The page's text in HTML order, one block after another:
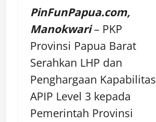
PinFunPapua.com,
Manokwari– PKP
Provinsi Papua Barat
Serahkan LHP dan
Penghargaan Kapabilitas
APIP Level 3 kepada
Pemerintah Provinsi